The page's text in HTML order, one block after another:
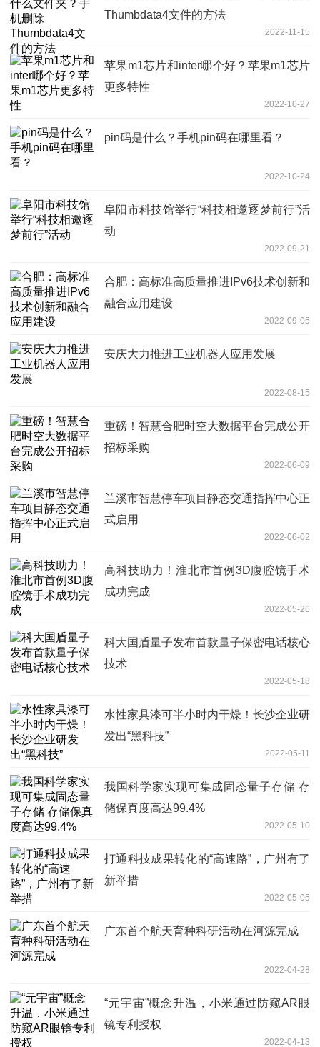
Thumbdata4文件的方法
2022-11-15
苹果m1芯片和inter哪个好？苹果m1芯片
更多特性
2022-10-27
pin码是什么？手机pin码在哪里看？
2022-10-24
阜阳市科技馆举行“科技相邀逐梦前行”活
动
2022-09-21
合肥：高标准高质量推进IPv6技术创新和
融合应用建设
2022-09-05
安庆大力推进工业机器人应用发展
2022-08-15
重磅！智慧合肥时空大数据平台完成公开
招标采购
2022-06-09
兰溪市智慧停车项目静态交通指挥中心正
式启用
2022-06-02
高科技助力！淮北市首例3D腹腔镜手术
成功完成
2022-05-26
科大国盾量子发布首款量子保密电话核心
技术
2022-05-18
水性家具漆可半小时内干燥！长沙企业研
发出“黑科技”
2022-05-11
我国科学家实现可集成固态量子存储 存
储保真度高达99.4%
2022-05-10
打通科技成果转化的“高速路”，广州有了
新举措
2022-05-05
广东首个航天育种科研活动在河源完成
2022-04-28
“元宇宙”概念升温，小米通过防窥AR眼
镜专利授权
2022-04-13